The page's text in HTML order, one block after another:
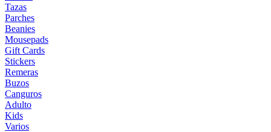
Tazas
Parches
Beanies
Mousepads
Gift Cards
Stickers
Remeras
Buzos
Canguros
Adulto
Kids
Varios